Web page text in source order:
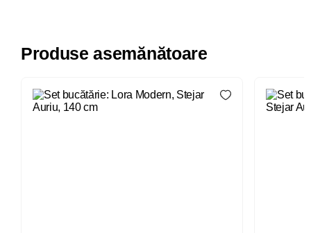
Produse asemănătoare